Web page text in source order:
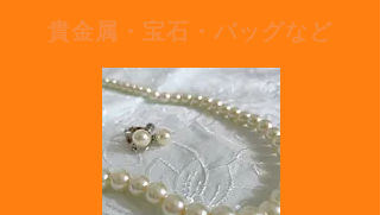
貴金属・宝石・バッグなど